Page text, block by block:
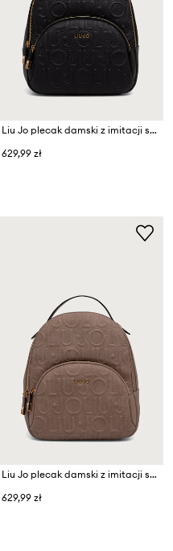
Liu Jo plecak damski z imitacji skóry
629,99 zł
Liu Jo plecak damski z imitacji skóry
629,99 zł